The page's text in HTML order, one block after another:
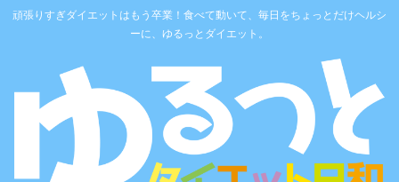
頑張りすぎダイエットはもう卒業！食べて動いて、毎日をちょっとだけヘルシ
ーに、ゆるっとダイエット。